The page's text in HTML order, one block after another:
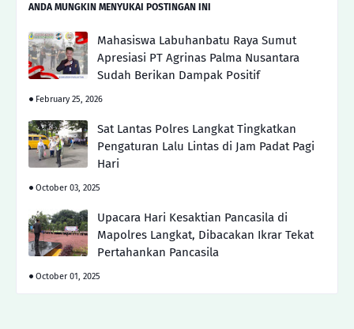
ANDA MUNGKIN MENYUKAI POSTINGAN INI
Mahasiswa Labuhanbatu Raya Sumut
Apresiasi PT Agrinas Palma Nusantara
Sudah Berikan Dampak Positif
February 25, 2026
Sat Lantas Polres Langkat Tingkatkan
Pengaturan Lalu Lintas di Jam Padat Pagi
Hari
October 03, 2025
Upacara Hari Kesaktian Pancasila di
Mapolres Langkat, Dibacakan Ikrar Tekat
Pertahankan Pancasila
October 01, 2025